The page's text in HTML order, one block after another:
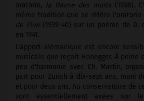
oratorio, la Danse des morts (1938).
même tradition que se réfère l'oratorio
de Flue (1939-40) sur un poème de D.
en 1941.
L'apport alémanique est encore
musicale que reçoit Honegger. À
peu d'harmonie avec Ch. Martin,
part pour Zurich à dix-sept ans, muni
et pour deux ans. Au conservatoire de
sont essentiellement axées sur